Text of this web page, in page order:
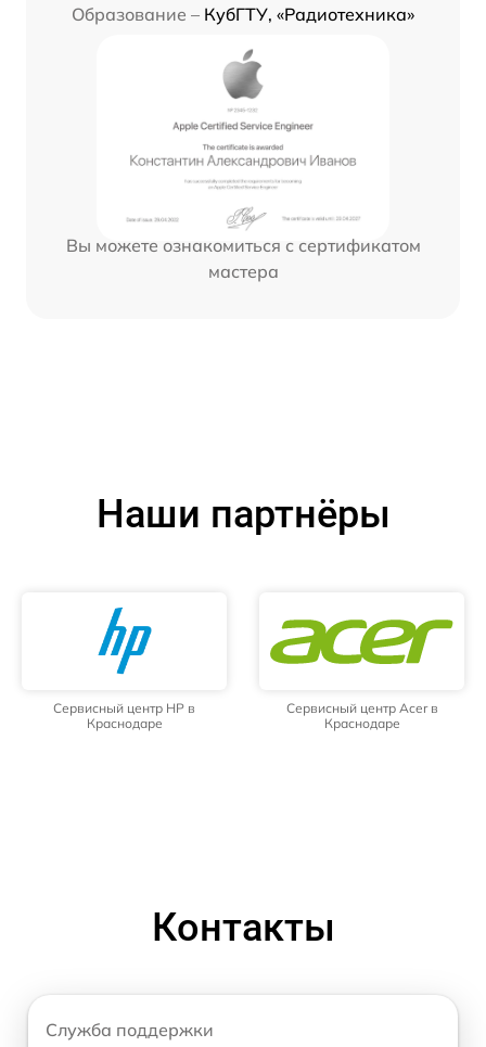
Образование – КубГТУ, «Радиотехника»
Вы можете ознакомиться с сертификатом
мастера
Наши партнёры
Сервисный центр HP в
Краснодаре
Сервисный центр Acer в
Краснодаре
Контакты
Служба поддержки